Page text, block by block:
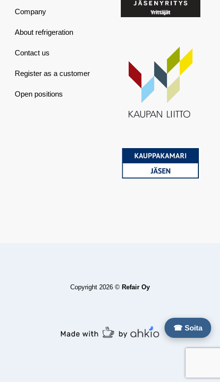
Company
About refrigeration
Contact us
Register as a customer
Open positions
☎ Soita
Copyright 2026 © Refair Oy